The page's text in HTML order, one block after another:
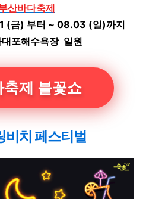
산바다축제
(금) 부터 ~ 08.03 (일)까지
포해수욕장 일원
제 불꽃쇼
비치 페스티벌